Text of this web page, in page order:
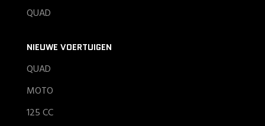
QUAD
NIEUWE VOERTUIGEN
QUAD
MOTO
125 CC